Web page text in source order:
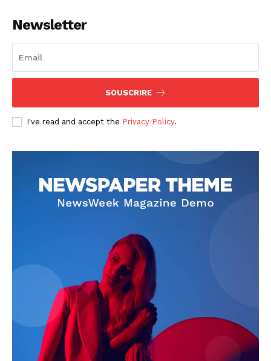
Newsletter
SOUSCRIRE
I've read and accept the Privacy Policy.